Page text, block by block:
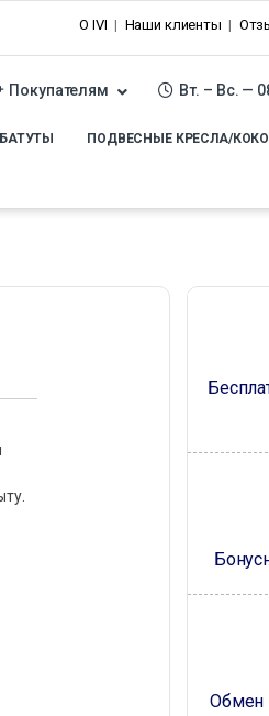
О IVI Наши клиенты
Покупателям Вт. – Вс. —
БАТУТЫ ПОДВЕСНЫЕ КРЕСЛА/
Обмен